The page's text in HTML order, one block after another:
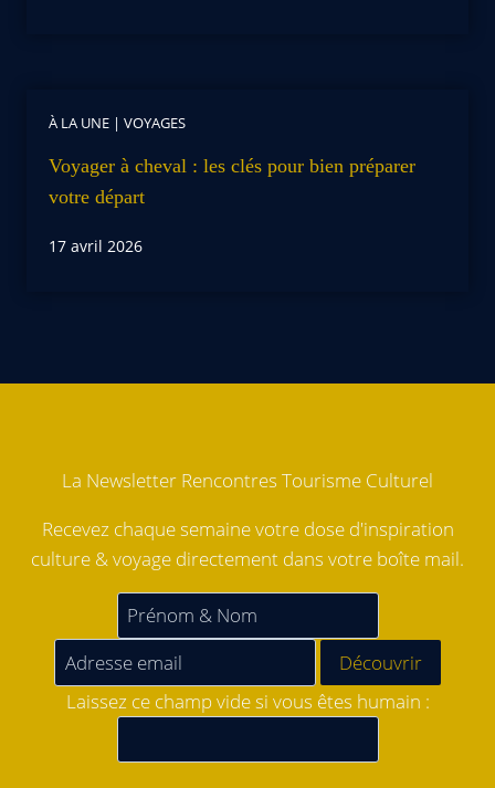
À LA UNE | VOYAGES
Voyager à cheval : les clés pour bien préparer
votre départ
17 avril 2026
La Newsletter Rencontres Tourisme Culturel
Recevez chaque semaine votre dose d'inspiration
culture & voyage directement dans votre boîte mail.
Laissez ce champ vide si vous êtes humain :